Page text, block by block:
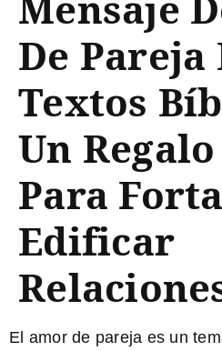
De Pareja
Textos
Un
Para
Edificar
El amor de pareja es un